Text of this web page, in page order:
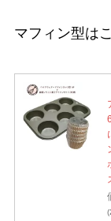
マフィン型は